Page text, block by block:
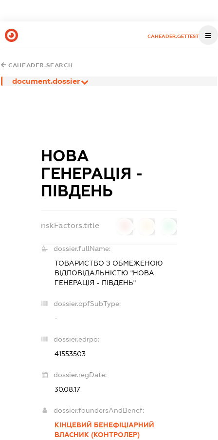
CAHEADER.GETTEST
CAHEADER.SEARCH
document.dossier
НОВА
ГЕНЕРАЦІЯ -
ПІВДЕНЬ
riskFactors.title
dossier.fullName:
ТОВАРИСТВО З ОБМЕЖЕНОЮ
ВІДПОВІДАЛЬНІСТЮ "НОВА
ГЕНЕРАЦІЯ - ПІВДЕНЬ"
dossier.opfSubType:
-
dossier.edrpo:
41553503
dossier.regDate:
30.08.17
dossier.foundersAndBenef:
КІНЦЕВИЙ БЕНЕФІЦІАРНИЙ
ВЛАСНИК (КОНТРОЛЕР)